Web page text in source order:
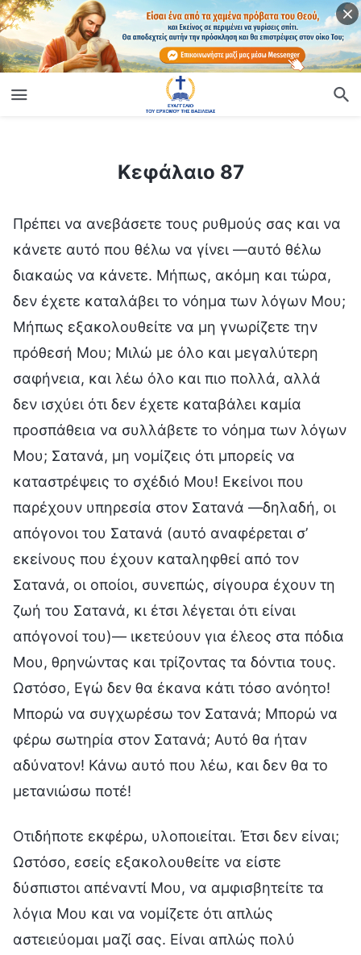
Κεφάλαιο 87
Πρέπει να ανεβάσετε τους ρυθμούς σας και να
κάνετε αυτό που θέλω να γίνει —αυτό θέλω
διακαώς να κάνετε. Μήπως, ακόμη και τώρα,
δεν έχετε καταλάβει το νόημα των λόγων Μου;
Μήπως εξακολουθείτε να μη γνωρίζετε την
πρόθεσή Μου; Μιλώ με όλο και μεγαλύτερη
σαφήνεια, και λέω όλο και πιο πολλά, αλλά
δεν ισχύει ότι δεν έχετε καταβάλει καμία
προσπάθεια να συλλάβετε το νόημα των λόγων
Μου; Σατανά, μη νομίζεις ότι μπορείς να
καταστρέψεις το σχέδιό Μου! Εκείνοι που
παρέχουν υπηρεσία στον Σατανά —δηλαδή, οι
απόγονοι του Σατανά (αυτό αναφέρεται σ’
εκείνους που έχουν καταληφθεί από τον
Σατανά, οι οποίοι, συνεπώς, σίγουρα έχουν τη
ζωή του Σατανά, κι έτσι λέγεται ότι είναι
απόγονοί του)— ικετεύουν για έλεος στα πόδια
Μου, θρηνώντας και τρίζοντας τα δόντια τους.
Ωστόσο, Εγώ δεν θα έκανα κάτι τόσο ανόητο!
Μπορώ να συγχωρέσω τον Σατανά; Μπορώ να
φέρω σωτηρία στον Σατανά; Αυτό θα ήταν
αδύνατον! Κάνω αυτό που λέω, και δεν θα το
μετανιώσω ποτέ!
Οτιδήποτε εκφέρω, υλοποιείται. Έτσι δεν είναι;
Ωστόσο, εσείς εξακολουθείτε να είστε
δύσπιστοι απέναντί Μου, να αμφισβητείτε τα
λόγια Μου και να νομίζετε ότι απλώς
αστειεύομαι μαζί σας. Είναι απλώς πολύ